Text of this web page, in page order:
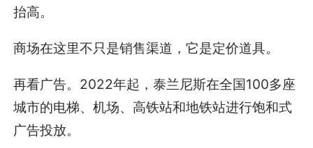
抬高。
商场在这里不只是销售渠道，它是定价道具。
再看广告。2022年起，泰兰尼斯在全国100多座
城市的电梯、机场、高铁站和地铁站进行饱和式
广告投放。